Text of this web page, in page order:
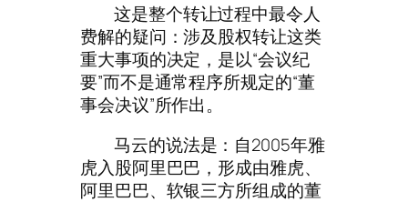
这是整个转让过程中最令人
费解的疑问：涉及股权转让这类
重大事项的决定，是以“会议纪
要”而不是通常程序所规定的“董
事会决议”所作出。
马云的说法是：自2005年雅
虎入股阿里巴巴，形成由雅虎、
阿里巴巴、软银三方所组成的董